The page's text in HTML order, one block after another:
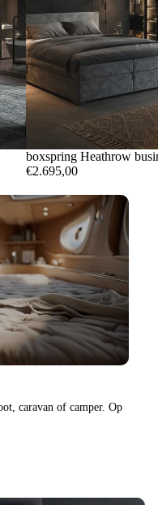
boxspring Heathrow
€2.695,00
caravan of camper. Op